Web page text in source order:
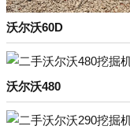
沃尔沃60D
沃尔沃480